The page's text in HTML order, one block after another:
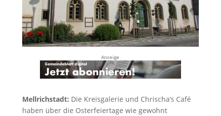
Anzeige
Mellrichstadt: Die Kreisgalerie und Chrischa’s Café
haben über die Osterfeiertage wie gewohnt